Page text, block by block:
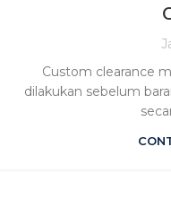
Custom clearance
dilakukan sebelum